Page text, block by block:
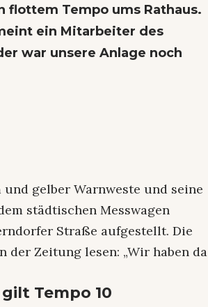
flottem Tempo ums Rathaus.
ein Mitarbeiter des
war unsere Anlage noch
gelber Warnweste und seine
städtischen Messwagen
Straße aufgestellt. Die
Zeitung lesen: „Wir haben da
Tempo 10